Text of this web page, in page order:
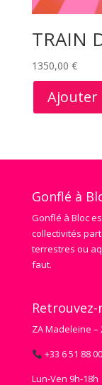
TRAIN
1350,00 €
Ajouter
Gonflé à
Gonflé à Bloc
collectivités
terrestres ou
faut.
Retrouvez-
ZA Madeleine
+33 6 51 88
Lun‑Ven 9h‑18h